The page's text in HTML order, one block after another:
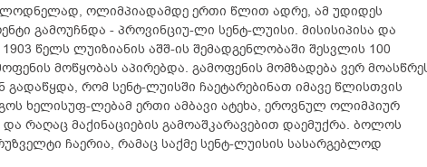
ოლიმპიადამდე ერთი წლით ადრე, ამ უდიდეს
გამოუჩნდა - პროვინციუ-ლი სენტ-ლუისი. მისისიპისა და
წელს ლუიზიანის აშშ-ის შემადგენლობაში შესვლის 100
მოწყობას აპირებდა. გამოფენის მომზადება ვერ
გადაწყდა, რომ სენტ-ლუისში ჩაეტარებინათ იმავე წლისთვის
ხელისუფ-ლებამ ერთი ამბავი ატეხა, ეროვნულ ოლიმპიურ
რაღაც მაქინაციების გამოაშკარავებით დაემუქრა. ბოლოს
ჩაერია, რამაც საქმე სენტ-ლუისის სასარგებლოდ